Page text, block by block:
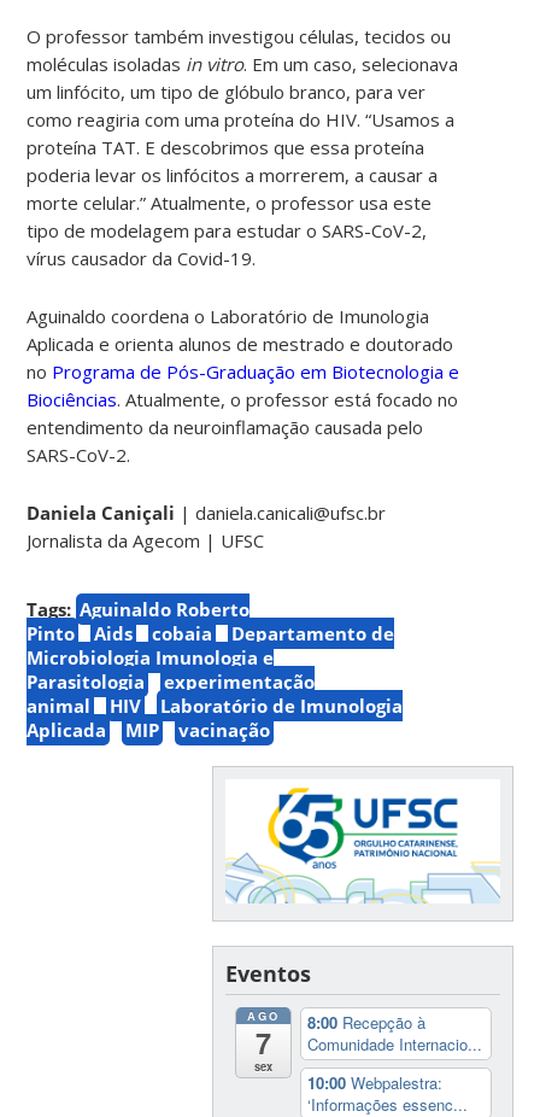
O professor também investigou células, tecidos ou
moléculas isoladas in vitro. Em um caso, selecionava
um linfócito, um tipo de glóbulo branco, para ver
como reagiria com uma proteína do HIV. “Usamos a
proteína TAT. E descobrimos que essa proteína
poderia levar os linfócitos a morrerem, a causar a
morte celular.” Atualmente, o professor usa este
tipo de modelagem para estudar o SARS-CoV-2,
vírus causador da Covid-19.
Aguinaldo coordena o Laboratório de Imunologia
Aplicada e orienta alunos de mestrado e doutorado
no Programa de Pós-Graduação em Biotecnologia e
Biociências. Atualmente, o professor está focado no
entendimento da neuroinflamação causada pelo
SARS-CoV-2.
Daniela Caniçali | daniela.canicali@ufsc.br
Jornalista da Agecom | UFSC
Tags: Aguinaldo Roberto
Pinto
Aids cobaia
Departamento de
Microbiologia Imunologia e
Parasitologia
experimentação
animal
HIV
Laboratório de Imunologia
Aplicada
MIP vacinação
Eventos
AGO
7
sex
8:00 Recepção à
Comunidade Internacio...
10:00Webpalestra:
‘Informações essenc...